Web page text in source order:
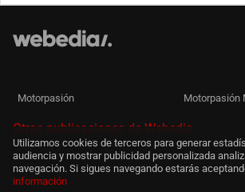
Motorpasión Motorpasión
Otras publicaciones de Webedia
Utilizamos cookies de terceros para generar
audiencia y mostrar publicidad personalizada
navegación. Si sigues navegando estarás
información